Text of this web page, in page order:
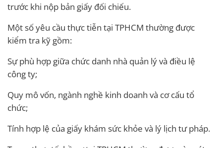
trước khi nộp bản giấy đối chiếu.
Một số yêu cầu thực tiễn tại TPHCM thường được
kiểm tra kỹ gồm:
Sự phù hợp giữa chức danh nhà quản lý và điều lệ
công ty;
Quy mô vốn, ngành nghề kinh doanh và cơ cấu tổ
chức;
Tính hợp lệ của giấy khám sức khỏe và lý lịch tư pháp.